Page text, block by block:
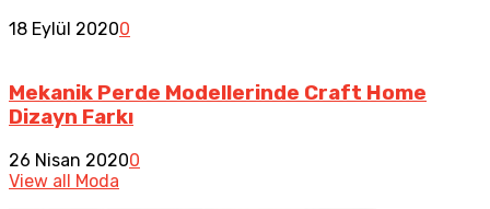
18 Eylül 20200
Mekanik Perde Modellerinde Craft Home
Dizayn Farkı
26 Nisan 20200
View all Moda